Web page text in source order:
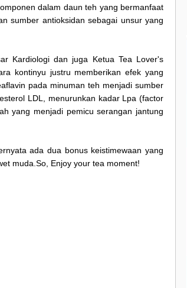
dalam daun teh yang bermanfaat
sumber antioksidan sebagai unsur yang
Kardiologi dan juga Ketua Tea Lover's
kontinyu justru memberikan efek yang
pada minuman teh menjadi sumber
LDL, menurunkan kadar Lpa (factor
yang menjadi pemicu serangan jantung
ada dua bonus keistimewaan yang
muda.So, Enjoy your tea moment!